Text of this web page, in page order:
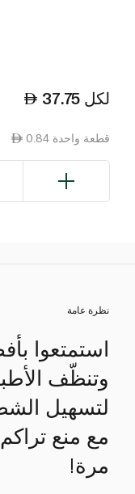
37.75 لكل
0.84 قطعة واحدة
نظرة عامة
استمتعوا
وتنظّف
لتسهيل
مع منع
مرة!